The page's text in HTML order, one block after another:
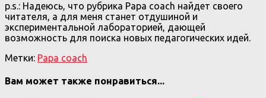
p.s.: Надеюсь, что рубрика Papa coach найдет своего
читателя, а для меня станет отдушиной и
экспериментальной лабораторией, дающей
возможность для поиска новых педагогических идей.
Метки: Papa coach
Вам может также понравиться...